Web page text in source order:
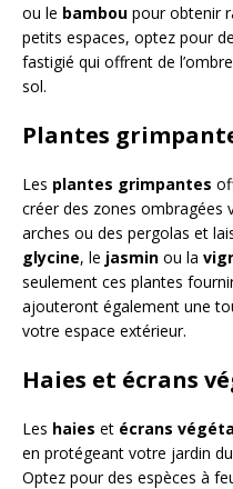
ou le bambou pour obtenir
petits espaces, optez pour
fastigié qui offrent de
sol.
Plantes
Les plantes grimpantes
créer des zones ombragées
arches ou des pergolas et
glycine, le jasmin ou la
seulement ces plantes
ajouteront également une
votre espace extérieur.
Haies et écrans
Les haies et écrans
en protégeant votre jardin
Optez pour des espèces à